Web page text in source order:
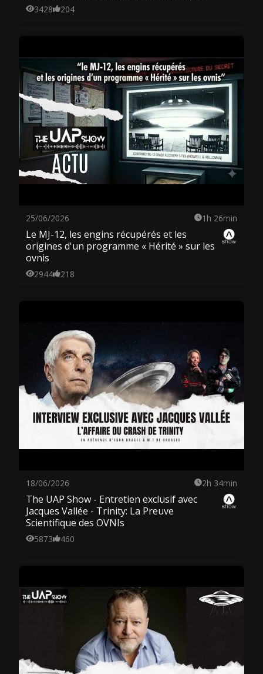
3428 204
25/06/2026 1h 26min
Le MJ-12, les engins récupérés et les
origines d'un programme « Hérité » sur les
ovnis
2944 218
18/06/2026 2h 34min
The UAP Show - Entretien exclusif avec
Jacques Vallée - Trinity: La Preuve
Scientifique des OVNIs
5873 460